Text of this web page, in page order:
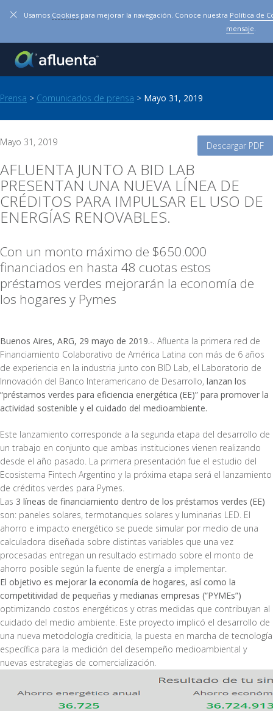
× Usamos Cookies para mejorar la navegación. Conoce nuestra Política de
mensaje.
Prensa > Comunicados de prensa > Mayo 31, 2019
Mayo 31, 2019 Descargar PDF
AFLUENTA JUNTO A BID LAB
PRESENTAN UNA NUEVA LÍNEA DE
CRÉDITOS PARA IMPULSAR EL USO DE
ENERGÍAS RENOVABLES.
Con un monto máximo de $650.000
financiados en hasta 48 cuotas estos
préstamos verdes mejorarán la economía de
los hogares y Pymes
Buenos Aires, ARG, 29 mayo de 2019.-. Afluenta la primera red de
Financiamiento Colaborativo de América Latina con más de 6 años
de experiencia en la industria junto con BID Lab, el Laboratorio de
Innovación del Banco Interamericano de Desarrollo, lanzan los
“préstamos verdes para eficiencia energética (EE)” para promover la
actividad sostenible y el cuidado del medioambiente.
Este lanzamiento corresponde a la segunda etapa del desarrollo de
un trabajo en conjunto que ambas instituciones vienen realizando
desde el año pasado. La primera presentación fue el estudio del
Ecosistema Fintech Argentino y la próxima etapa será el lanzamiento
de créditos verdes para Pymes.
Las 3 líneas de financiamiento dentro de los préstamos verdes (EE)
son: paneles solares, termotanques solares y luminarias LED. El
ahorro e impacto energético se puede simular por medio de una
calculadora diseñada sobre distintas variables que una vez
procesadas entregan un resultado estimado sobre el monto de
ahorro posible según la fuente de energía a implementar.
El objetivo es mejorar la economía de hogares, así como la
competitividad de pequeñas y medianas empresas (“PYMEs”)
optimizando costos energéticos y otras medidas que contribuyan al
cuidado del medio ambiente. Este proyecto implicó el desarrollo de
una nueva metodología crediticia, la puesta en marcha de tecnología
específica para la medición del desempeño medioambiental y
nuevas estrategias de comercialización.